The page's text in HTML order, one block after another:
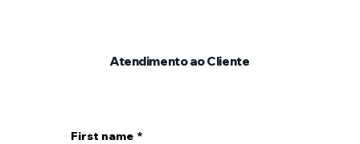
Atendimento ao Cliente
First name *